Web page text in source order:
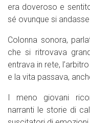
era doveroso e
sé ovunque si
Colonna sonora,
che si ritrovava
entrava in rete,
e la vita passava,
I meno giovani
narranti le storie di